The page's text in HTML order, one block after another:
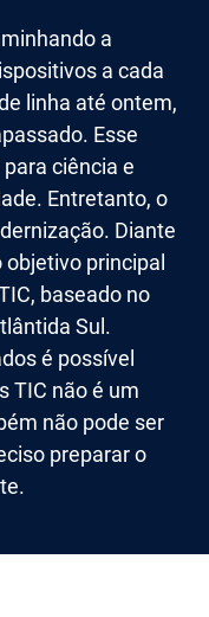
a
a cada
linha até ontem,
Esse
ciência e
Entretanto, o
Diante
principal
baseado no
Sul.
é possível
TIC não é um
não pode ser
preparar o